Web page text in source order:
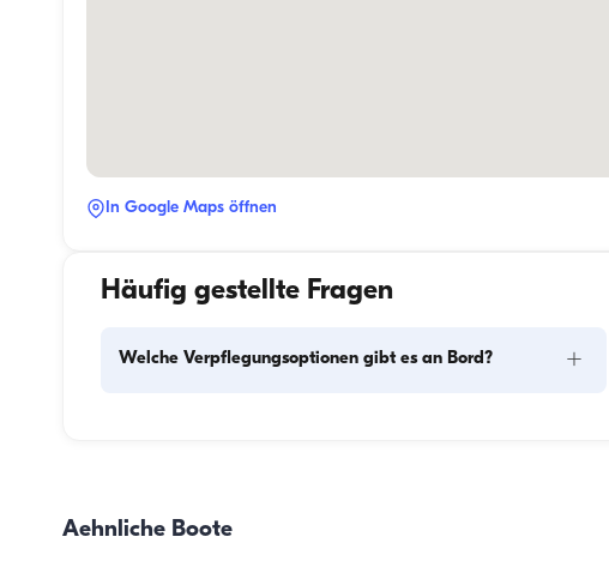
In Google Maps öffnen
Häufig gestellte Fragen
Welche Verpflegungsoptionen gibt es an Bord? +
Zubereitung der Mahlzeiten übernimmt die Crew.
Aehnliche Boote